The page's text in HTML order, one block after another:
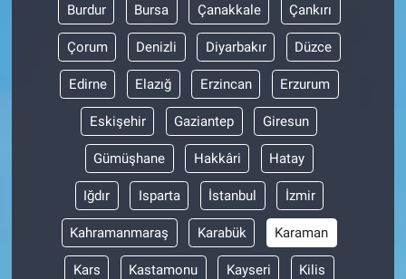
Burdur Bursa Çanakkale Çankırı
Çorum Denizli Diyarbakır Düzce
Edirne Elazığ Erzincan Erzurum
Eskişehir Gaziantep Giresun
Gümüşhane Hakkâri Hatay
Iğdır Isparta İstanbul İzmir
Kahramanmaraş Karabük Karaman
Kars Kastamonu Kayseri Kilis